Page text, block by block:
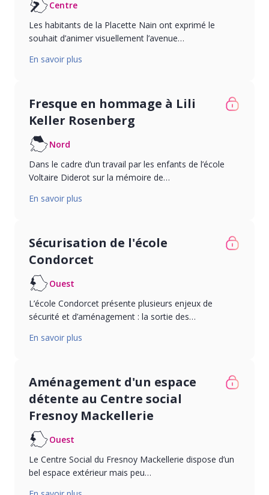
Centre
Les habitants de la Placette Nain ont exprimé le
souhait d’animer visuellement l’avenue…
En savoir plus
Fresque en hommage à Lili
Keller Rosenberg
Nord
Dans le cadre d’un travail par les enfants de l’école
Voltaire Diderot sur la mémoire de…
En savoir plus
Sécurisation de l'école
Condorcet
Ouest
L’école Condorcet présente plusieurs enjeux de
sécurité et d’aménagement : la sortie des…
En savoir plus
Aménagement d'un espace
détente au Centre social
Fresnoy Mackellerie
Ouest
Le Centre Social du Fresnoy Mackellerie dispose d’un
bel espace extérieur mais peu…